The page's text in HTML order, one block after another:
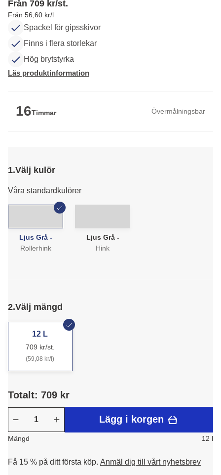
Från 709 kr/st.
Från 56,60 kr/l
Spackel för gipsskivor
Finns i flera storlekar
Hög brytstyrka
Läs produktinformation
16Timmar Övermålningsbar
1.Välj kulör
Våra standardkulörer
Ljus Grå -
Rollerhink
Ljus Grå -
Hink
2.Välj mängd
12 L
709 kr/st.
(59,08 kr/l)
Totalt: 709 kr
Lägg i korgen
Mängd 12 l
Få 15 % på ditt första köp. Anmäl dig till vårt nyhetsbrev